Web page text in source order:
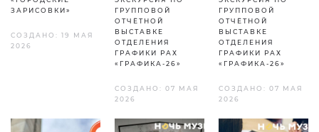
ЗАРИСОВКИ»
СОЗДАНО: 19 МАЯ
2026
ГРУППОВОЙ
ОТЧЁТНОЙ
ВЫСТАВКЕ
ОТДЕЛЕНИЯ
ГРАФИКИ РАХ
«ГРАФИКА-26»
СОЗДАНО: 07 МАЯ
2026
ГРУППОВОЙ
ОТЧЁТНОЙ
ВЫСТАВКЕ
ОТДЕЛЕНИЯ
ГРАФИКИ РАХ
«ГРАФИКА-26»
СОЗДАНО: 07 МАЯ
2026